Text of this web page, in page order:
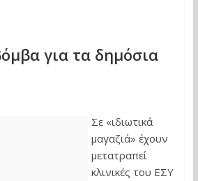
για τα δημόσια
Σε «ιδιωτικά
μαγαζιά» έχουν
μετατραπεί
κλινικές του ΕΣΥ